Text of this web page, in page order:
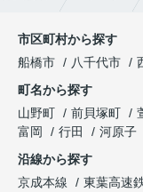
市区町村から探す
船橋市
八千代市
町名から探す
山野町
前貝塚町
富岡
行田
河原子
沿線から探す
京成本線
東葉高速